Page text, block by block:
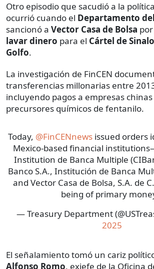
Otro episodio que sacudió a la
ocurrió cuando el Departamento
sancionó a Vector Casa de Bolsa
lavar dinero para el Cártel de
Golfo.
La investigación de FinCEN
transferencias millonarias entre
incluyendo pagos a empresas
precursores químicos de fentanilo.
Today, @FinCENnewsissued orders
Mexico-based financial
Institution de Banca Multiple
Banco S.A., Institución de Banca
and Vector Casa de Bolsa, S.A. de
being of primary
— Treasury Department
2025
El señalamiento tomó un cariz
Alfonso Romo, exjefe de la Oficina